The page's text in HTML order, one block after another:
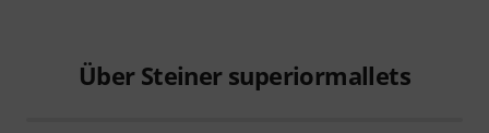
Über Steiner superiormallets